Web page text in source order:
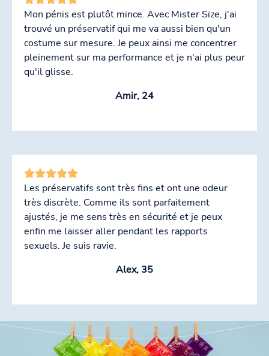
Mon pénis est plutôt mince. Avec Mister Size, j'ai
trouvé un préservatif qui me va aussi bien qu'un
costume sur mesure. Je peux ainsi me concentrer
pleinement sur ma performance et je n'ai plus peur
qu'il glisse.
Amir, 24
Les préservatifs sont très fins et ont une odeur
très discrète. Comme ils sont parfaitement
ajustés, je me sens très en sécurité et je peux
enfin me laisser aller pendant les rapports
sexuels. Je suis ravie.
Alex, 35